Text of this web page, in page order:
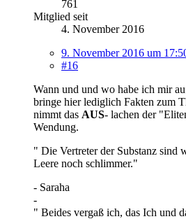
761
Mitglied seit
4. November 2016
9. November 2016 um
#16
Wann und und wo habe ich mir
bringe hier lediglich Fakten zum
nimmt das AUS- lachen der
Wendung.
" Die Vertreter der Substanz sind
Leere noch schlimmer."
- Saraha
-
" Beides vergaß ich, das Ich und